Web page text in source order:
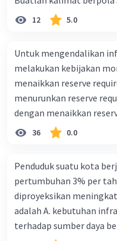
12 5.0
Untuk mengendalikan
melakukan kebijakan
menaikkan reserve
menurunkan reserve
dengan menaikkan
dengan menurunkan
Ekspansif dengan
ceteris paribus maka ....
bentuk kurva jumlah
dari kiri bawah ke kanan
mana bentuk kurva
uang) naik dari kiri
36 0.0
Penduduk suatu kota
pertumbuhan 3% per
diproyeksikan
adalah A. kebutuhan
terhadap sumber daya